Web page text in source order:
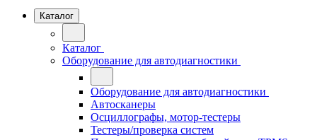
Каталог
Каталог
Оборудование для автодиагностики
Оборудование для автодиагностики
Автосканеры
Осциллографы, мотор-тестеры
Тестеры/проверка систем